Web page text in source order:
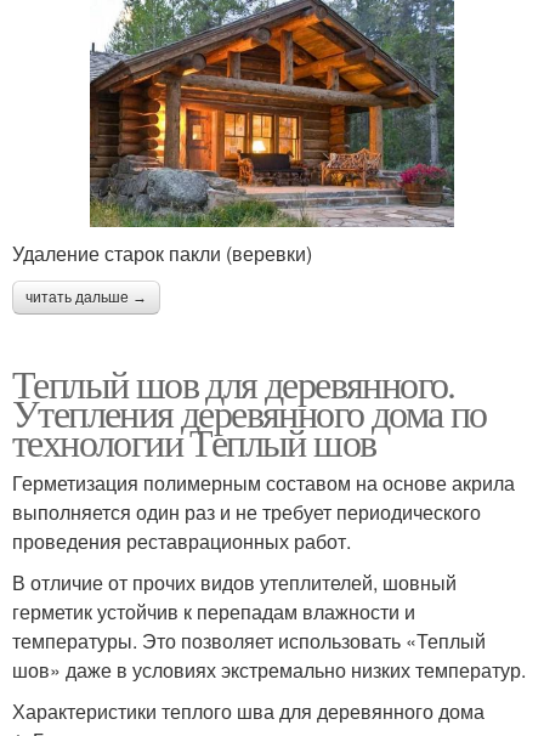
Удаление старок пакли (веревки)
читать дальше →
Теплый шов для деревянного.
Утепления деревянного дома по
технологии Теплый шов
Герметизация полимерным составом на основе акрила
выполняется один раз и не требует периодического
проведения реставрационных работ.
В отличие от прочих видов утеплителей, шовный
герметик устойчив к перепадам влажности и
температуры. Это позволяет использовать «Теплый
шов» даже в условиях экстремально низких температур.
Характеристики теплого шва для деревянного дома